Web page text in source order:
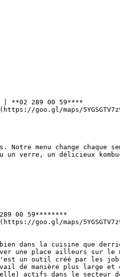
| **02 289 00 59****
goo.gl/maps/
menu change chaque
verre, un délicieux
289 00 59********
goo.gl/maps/
dans la cuisine que
une place ailleurs
un outil créé par les
de manière plus large et
actifs dans le